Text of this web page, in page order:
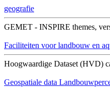
geografie
GEMET - INSPIRE themes,
Faciliteiten voor landbouw en
Hoogwaardige Dataset (HVD)
Geospatiale data